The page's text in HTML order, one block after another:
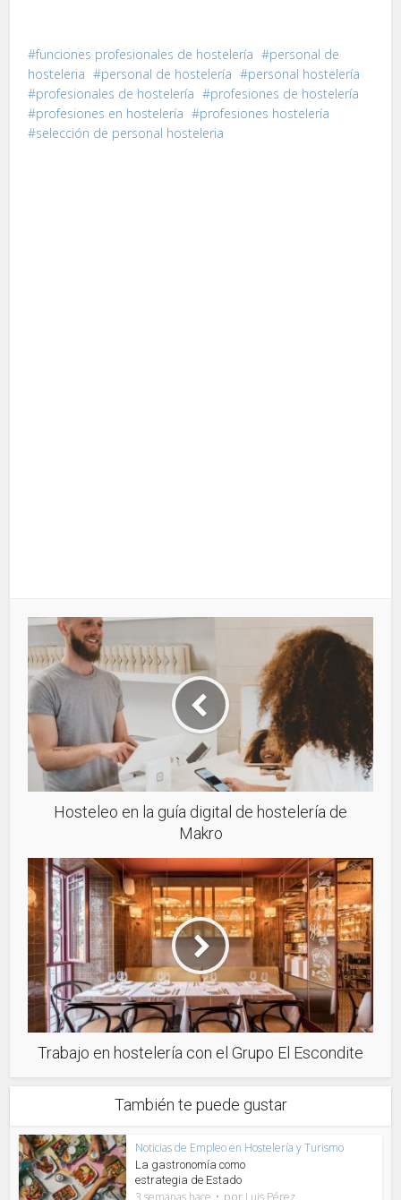
funciones profesionales de hostelería
personal de
hosteleria
personal de hostelería
personal hostelería
profesionales de hostelería
profesiones de hostelería
profesiones en hostelería
profesiones hostelería
selección de personal hosteleria
Hosteleo en la guía digital de hostelería de
Makro
Trabajo en hostelería con el Grupo El Escondite
También te puede gustar
Noticias de Empleo en Hostelería y Turismo
La gastronomía como
estrategia de Estado
3 semanas hace por Luis Pérez